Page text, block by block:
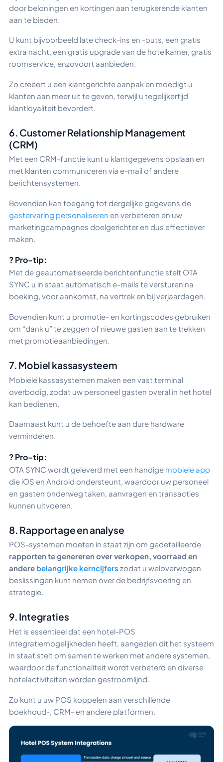
door beloningen en kortingen aan terugkerende klanten
aan te bieden.
U kunt bijvoorbeeld late check-ins en -outs, een gratis
extra nacht, een gratis upgrade van de hotelkamer, gratis
roomservice, enzovoort aanbieden.
Zo creëert u een klantgerichte aanpak en moedigt u
klanten aan meer uit te geven, terwijl u tegelijkertijd
klantloyaliteit bevordert.
6. Customer Relationship Management
(CRM)
Met een CRM-functie kunt u klantgegevens opslaan en
met klanten communiceren via e-mail of andere
berichtensystemen.
Bovendien kan toegang tot dergelijke gegevens de
gastervaring personaliseren en verbeteren en uw
marketingcampagnes doelgerichter en dus effectiever
maken.
? Pro-tip:
Met de geautomatiseerde berichtenfunctie stelt OTA
SYNC u in staat automatisch e-mails te versturen na
boeking, voor aankomst, na vertrek en bij verjaardagen.
Bovendien kunt u promotie- en kortingscodes gebruiken
om “dank u” te zeggen of nieuwe gasten aan te trekken
met promotieaanbiedingen.
7. Mobiel kassasysteem
Mobiele kassasystemen maken een vast terminal
overbodig, zodat uw personeel gasten overal in het hotel
kan bedienen.
Daarnaast kunt u de behoefte aan dure hardware
verminderen.
? Pro-tip:
OTA SYNC wordt geleverd met een handige mobiele app
die iOS en Android ondersteunt, waardoor uw personeel
en gasten onderweg taken, aanvragen en transacties
kunnen uitvoeren.
8. Rapportage en analyse
POS-systemen moeten in staat zijn om gedetailleerde
rapporten te genereren over verkopen, voorraad en
andere belangrijke kerncijfers zodat u weloverwogen
beslissingen kunt nemen over de bedrijfsvoering en
strategie.
9. Integraties
Het is essentieel dat een hotel-POS
integratiemogelijkheden heeft, aangezien dit het systeem
in staat stelt om samen te werken met andere systemen,
waardoor de functionaliteit wordt verbeterd en diverse
hotelactiviteiten worden gestroomlijnd.
Zo kunt u uw POS koppelen aan verschillende
boekhoud-, CRM- en andere platformen.